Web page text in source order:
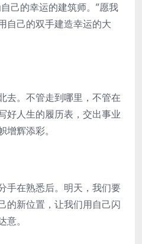
己的幸运的建筑师。”愿我
自己的双手建造幸运的大
去。不管走到哪里，不管在
好人生的履历表，交出事业
辉添彩。
手在熟悉后。明天，我们要
的新位置，让我们用自己闪
。